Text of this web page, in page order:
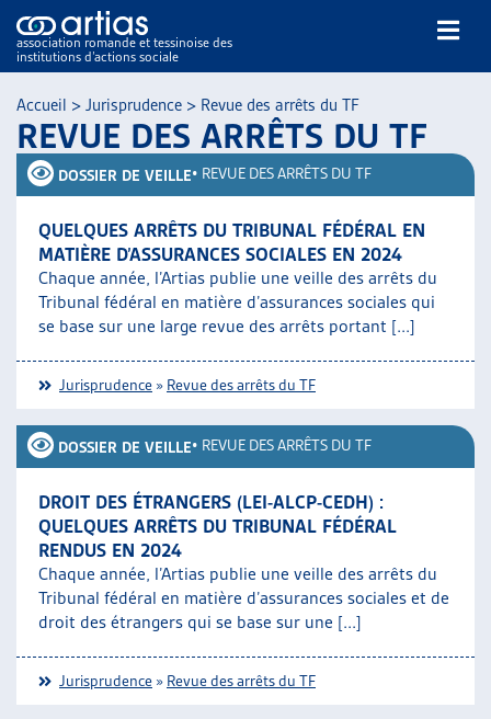
association romande et tessinoise des
institutions d’actions sociale
NOS PUBLICATIONS
ARTICLES
DOSSIERS DU MOIS
VEILLE
RESSOURCES
GUIDE SOCIAL ROMAND
ARTIAS
L’ASSOCIATION
PROJETS ET ACTIVITÉS
JOURNÉES D’AUTOMNE
Accueil > Jurisprudence > Revue des arrêts du TF
REVUE DES ARRÊTS DU TF
DOSSIER DE VEILLE• REVUE DES ARRÊTS DU TF
QUELQUES ARRÊTS DU TRIBUNAL FÉDÉRAL EN
MATIÈRE D’ASSURANCES SOCIALES EN 2024
Chaque année, l’Artias publie une veille des arrêts du
Tribunal fédéral en matière d’assurances sociales qui
se base sur une large revue des arrêts portant [...]
Jurisprudence » Revue des arrêts du TF
DOSSIER DE VEILLE• REVUE DES ARRÊTS DU TF
DROIT DES ÉTRANGERS (LEI-ALCP-CEDH) :
QUELQUES ARRÊTS DU TRIBUNAL FÉDÉRAL
RENDUS EN 2024
Chaque année, l’Artias publie une veille des arrêts du
Tribunal fédéral en matière d’assurances sociales et de
droit des étrangers qui se base sur une [...]
Jurisprudence » Revue des arrêts du TF